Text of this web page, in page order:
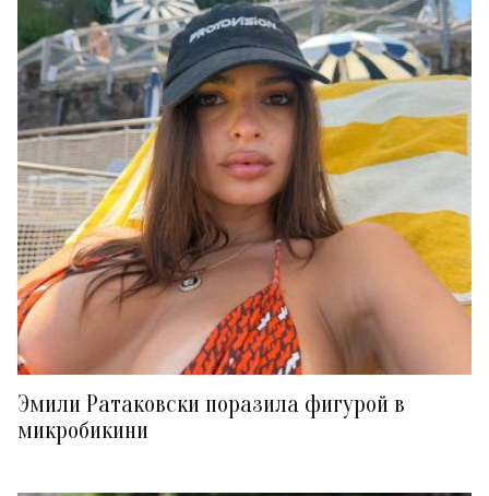
Эмили Ратаковски поразила фигурой в
микробикини